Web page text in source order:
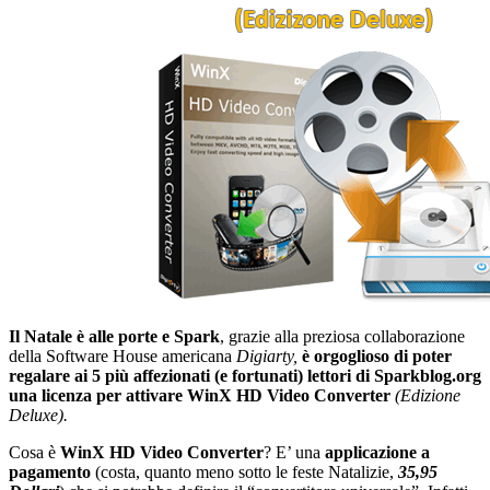
Il Natale è alle porte e Spark, grazie alla preziosa collaborazione
della Software House americana Digiarty, è orgoglioso di poter
regalare ai 5 più affezionati (e fortunati) lettori di Sparkblog.org
una licenza per attivare WinX HD Video Converter (Edizione
Deluxe).
Cosa è WinX HD Video Converter? E’ una applicazione a
pagamento (costa, quanto meno sotto le feste Natalizie, 35,95